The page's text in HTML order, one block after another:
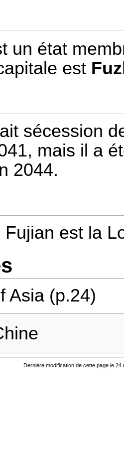
un état
est
sécession
, mais il a
2044.
Fujian est la
Asia (p.24)
Dernière modification de cette page le 24